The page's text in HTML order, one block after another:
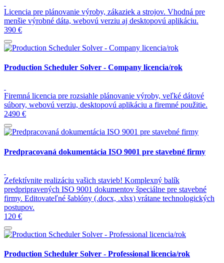
Licencia pre plánovanie výroby, zákaziek a strojov. Vhodná pre
menšie výrobné dáta, webovú verziu aj desktopovú aplikáciu.
390 €
Production Scheduler Solver - Company licencia/rok
Firemná licencia pre rozsiahle plánovanie výroby, veľké dátové
súbory, webovú verziu, desktopovú aplikáciu a firemné použitie.
2490 €
Predpracovaná dokumentácia ISO 9001 pre stavebné firmy
Zefektívnite realizáciu vašich stavieb! Komplexný balík
predpripravených ISO 9001 dokumentov špeciálne pre stavebné
firmy. Editovateľné šablóny (.docx, .xlsx) vrátane technologických
postupov.
120 €
Production Scheduler Solver - Professional licencia/rok